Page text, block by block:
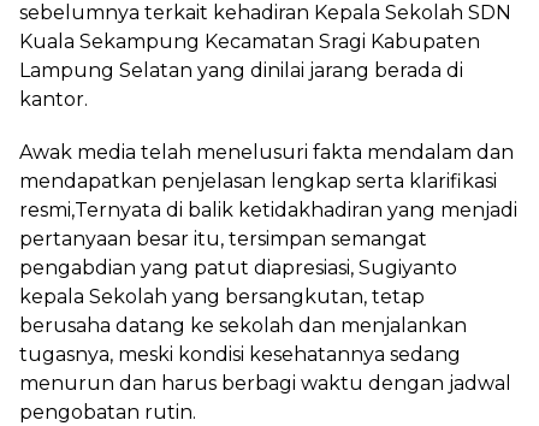
sebelumnya terkait kehadiran Kepala Sekolah SDN
Kuala Sekampung Kecamatan Sragi Kabupaten
Lampung Selatan yang dinilai jarang berada di
kantor.
Awak media telah menelusuri fakta mendalam dan
mendapatkan penjelasan lengkap serta klarifikasi
resmi,Ternyata di balik ketidakhadiran yang menjadi
pertanyaan besar itu, tersimpan semangat
pengabdian yang patut diapresiasi, Sugiyanto
kepala Sekolah yang bersangkutan, tetap
berusaha datang ke sekolah dan menjalankan
tugasnya, meski kondisi kesehatannya sedang
menurun dan harus berbagi waktu dengan jadwal
pengobatan rutin.